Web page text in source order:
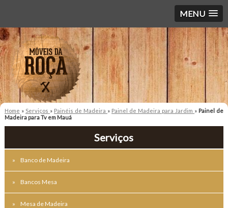
MENU
Home » Serviços » Painéis de Madeira » Painel de Madeira para Jardim » Painel de
Madeira para Tv em Mauá
Serviços
Banco de Madeira
Bancos Mesa
Mesa de Madeira